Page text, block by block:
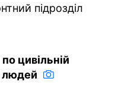
підрозділ
цивільній
людей